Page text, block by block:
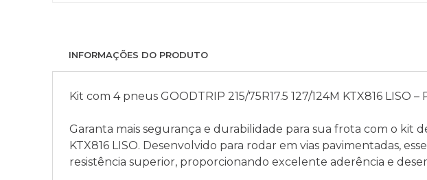
INFORMAÇÕES DO PRODUTO
Kit com 4 pneus GOODTRIP 215/75R17.5 127/124M KTX816 LISO
Garanta mais segurança e durabilidade para sua frota com o kit
KTX816 LISO. Desenvolvido para rodar em vias pavimentadas,
resistência superior, proporcionando excelente aderência e